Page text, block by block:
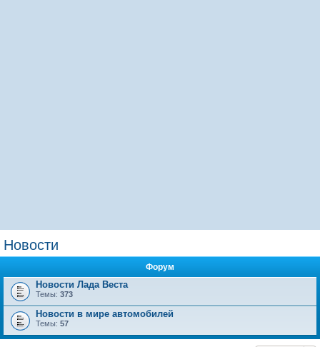
Новости
Форум
Новости Лада Веста
Темы: 373
Новости в мире автомобилей
Темы: 57